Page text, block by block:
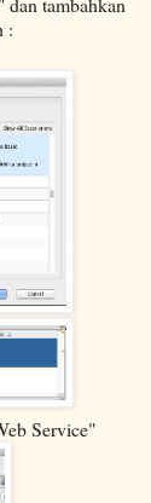
:
Service"